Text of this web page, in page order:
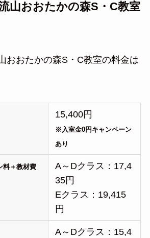
山おおたかの森S・C教室
おおたかの森S・C教室の料金は
15,400円
※入室金0円キャンペーン
あり
料＋教材費
A～Dクラス：17,4
35円
Eクラス：19,415
円
A～Dクラス：15,4